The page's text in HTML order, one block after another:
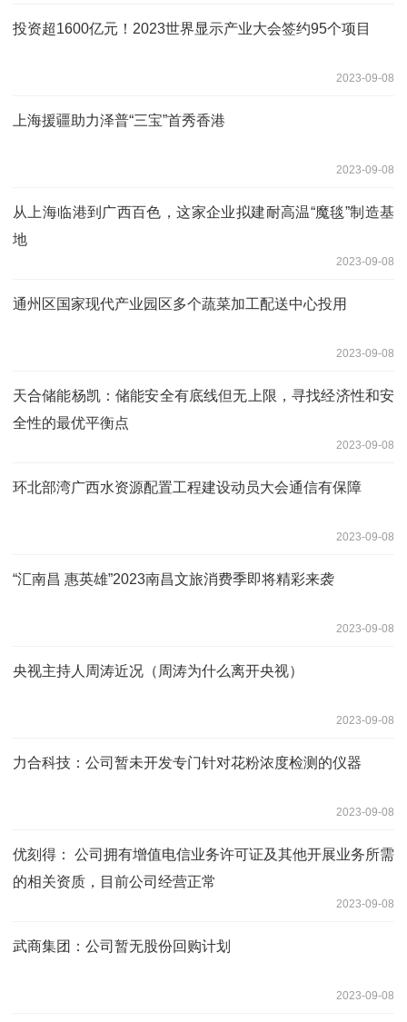
投资超1600亿元！2023世界显示产业大会签约95个项目
2023-09-08
上海援疆助力泽普“三宝”首秀香港
2023-09-08
从上海临港到广西百色，这家企业拟建耐高温“魔毯”制造基
地
2023-09-08
通州区国家现代产业园区多个蔬菜加工配送中心投用
2023-09-08
天合储能杨凯：储能安全有底线但无上限，寻找经济性和安
全性的最优平衡点
2023-09-08
环北部湾广西水资源配置工程建设动员大会通信有保障
2023-09-08
“汇南昌 惠英雄”2023南昌文旅消费季即将精彩来袭
2023-09-08
央视主持人周涛近况（周涛为什么离开央视）
2023-09-08
力合科技：公司暂未开发专门针对花粉浓度检测的仪器
2023-09-08
优刻得： 公司拥有增值电信业务许可证及其他开展业务所需
的相关资质，目前公司经营正常
2023-09-08
武商集团：公司暂无股份回购计划
2023-09-08